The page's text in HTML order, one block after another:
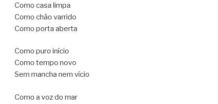
Como casa limpa
Como chão varrido
Como porta aberta
Como puro início
Como tempo novo
Sem mancha nem vício
Como a voz do mar